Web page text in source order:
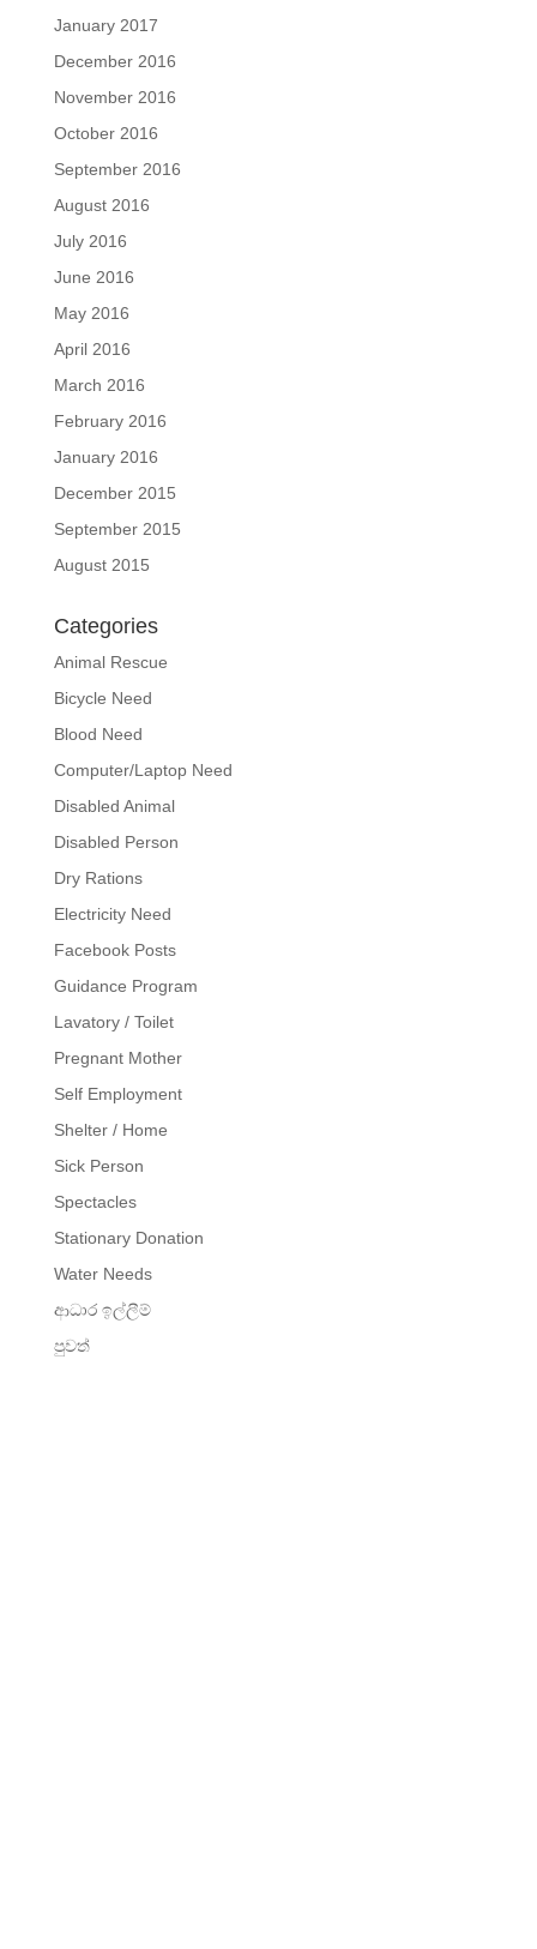
January 2017
December 2016
November 2016
October 2016
September 2016
August 2016
July 2016
June 2016
May 2016
April 2016
March 2016
February 2016
January 2016
December 2015
September 2015
August 2015
Categories
Animal Rescue
Bicycle Need
Blood Need
Computer/Laptop Need
Disabled Animal
Disabled Person
Dry Rations
Electricity Need
Facebook Posts
Guidance Program
Lavatory / Toilet
Pregnant Mother
Self Employment
Shelter / Home
Sick Person
Spectacles
Stationary Donation
Water Needs
ආධාර ඉල්ලීම්
පුවත්